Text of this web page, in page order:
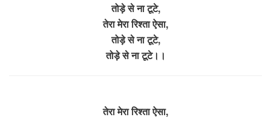
तोड़े से ना टूटे,
तेरा मेरा रिश्ता ऐसा,
तोड़े से ना टूटे,
तोड़े से ना टूटे।।
तेरा मेरा रिश्ता ऐसा,